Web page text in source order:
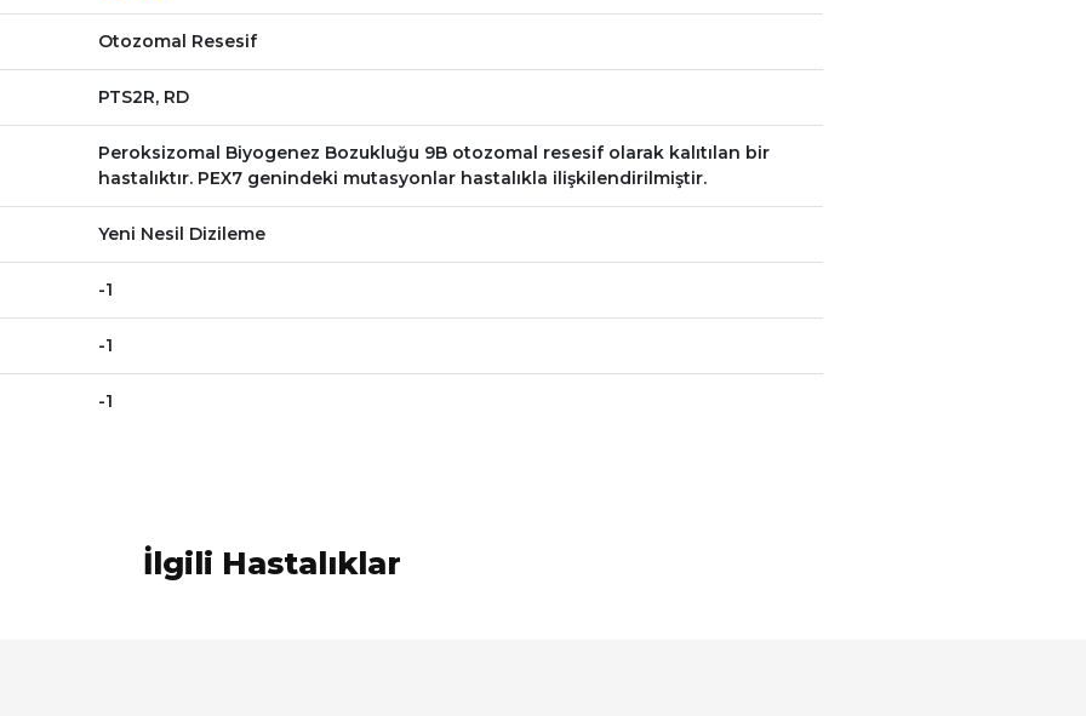
Otozomal Resesif
PTS2R, RD
Peroksizomal Biyogenez Bozukluğu 9B otozomal resesif olarak kalıtılan bir
hastalıktır. PEX7 genindeki mutasyonlar hastalıkla ilişkilendirilmiştir.
Yeni Nesil Dizileme
-1
-1
-1
İlgili Hastalıklar